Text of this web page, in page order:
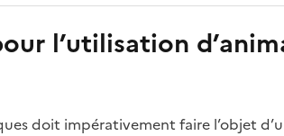
l’utilisation
doit impérativement faire l’objet